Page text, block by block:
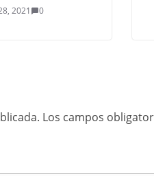
2021 0
Los campos